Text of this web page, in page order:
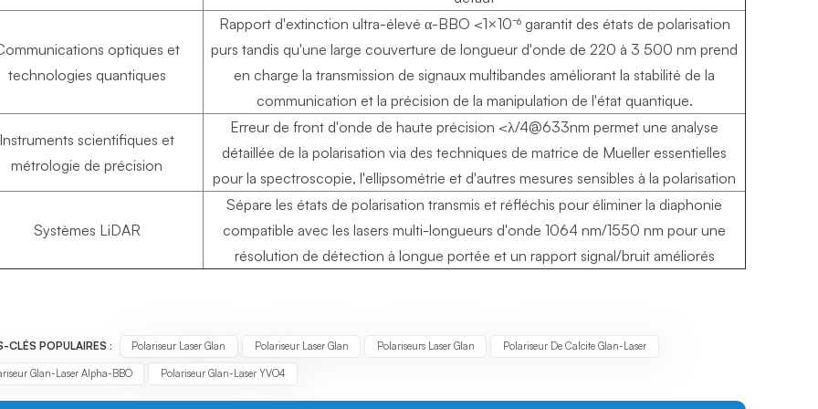
optiques et
technologies quantiques
Rapport d'extinction ultra-élevé α-BBO <1×10⁻⁶ garantit des états de polarisation
purs tandis qu'une large couverture de longueur d'onde de 220 à 3 500 nm prend
en charge la transmission de signaux multibandes améliorant la stabilité de la
communication et la précision de la manipulation de l'état quantique.
Instruments scientifiques et
métrologie de précision
Erreur de front d'onde de haute précision <λ/4@633nm permet une analyse
détaillée de la polarisation via des techniques de matrice de Mueller essentielles
pour la spectroscopie, l'ellipsométrie et d'autres mesures sensibles à la polarisation
Systèmes LiDAR
Sépare les états de polarisation transmis et réfléchis pour éliminer la diaphonie
compatible avec les lasers multi-longueurs d'onde 1064 nm/1550 nm pour une
résolution de détection à longue portée et un rapport signal/bruit améliorés
CLÉS POPULAIRES : Polariseur Laser Glan Polariseur Laser Glan Polariseurs Laser Glan Polariseur De Calcite Glan-Laser
Glan-Laser Alpha-BBO Polariseur Glan-Laser YVO4